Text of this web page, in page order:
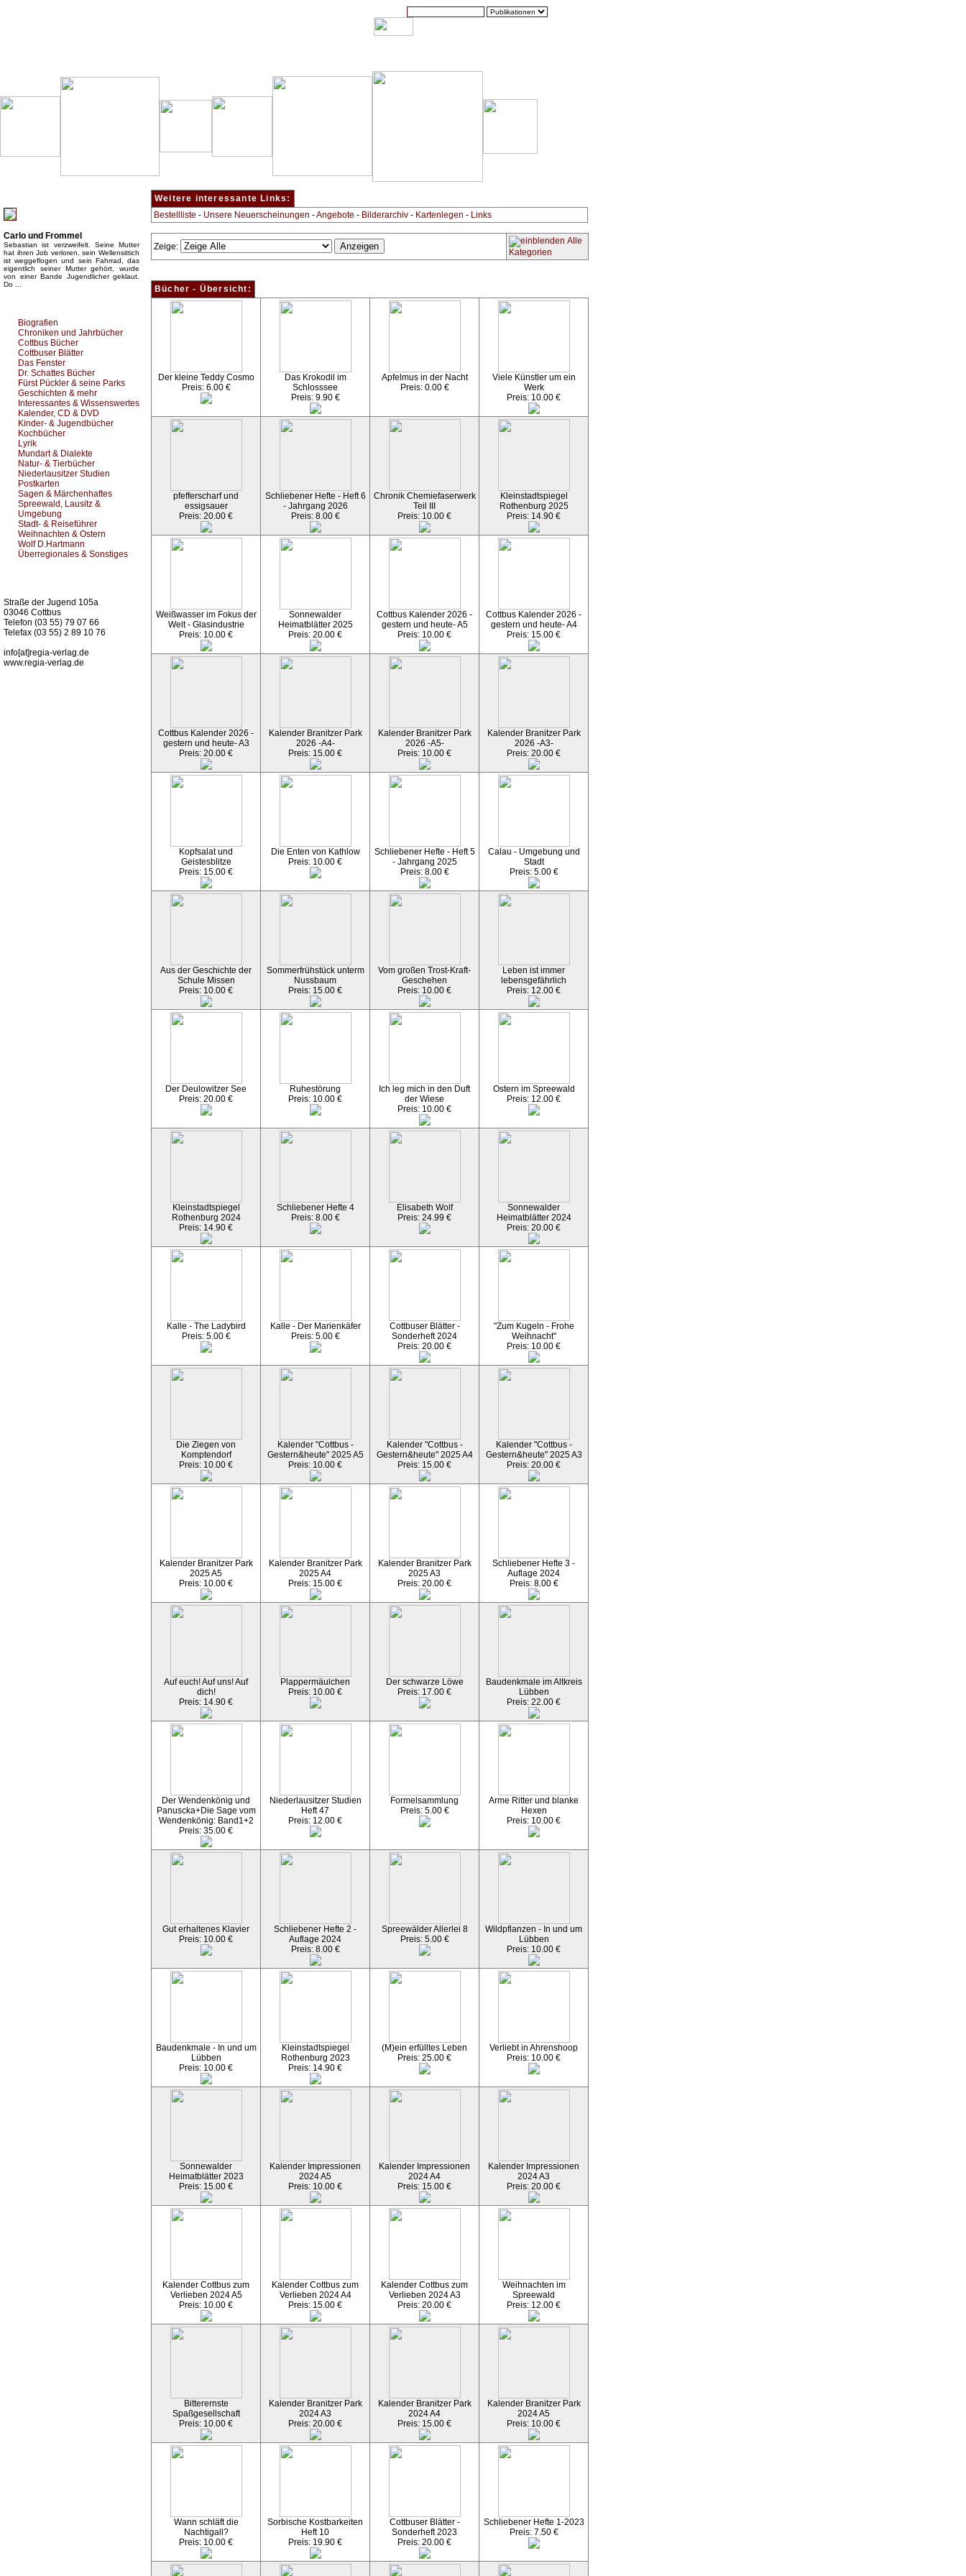
Carlo und Frommel
Sebastian ist verzweifelt. Seine Mutter
hat ihren Job verloren, sein Wellensittich
ist weggeflogen und sein Fahrrad, das
eigentlich seiner Mutter gehört, wurde
von einer Bande Jugendlicher geklaut.
Do ...
Biografien
Chroniken und Jahrbücher
Cottbus Bücher
Cottbuser Blätter
Das Fenster
Dr. Schattes Bücher
Fürst Pückler & seine Parks
Geschichten & mehr
Interessantes & Wissenswertes
Kalender, CD & DVD
Kinder- & Jugendbücher
Kochbücher
Lyrik
Mundart & Dialekte
Natur- & Tierbücher
Niederlausitzer Studien
Postkarten
Sagen & Märchenhaftes
Spreewald, Lausitz &
Umgebung
Stadt- & Reiseführer
Weihnachten & Ostern
Wolf D.Hartmann
Überregionales & Sonstiges
Straße der Jugend 105a
03046 Cottbus
Telefon (03 55) 79 07 66
Telefax (03 55) 2 89 10 76
info[at]regia-verlag.de
www.regia-verlag.de
Weitere interessante Links:
Bestellliste - Unsere Neuerscheinungen -Angebote - Bilderarchiv - Kartenlegen - Links
Zeige:
Alle
Kategorien
Bücher - Übersicht:
Der kleine Teddy Cosmo
Preis: 6.00 €
Das Krokodil im
Schlosssee
Preis: 9.90 €
Apfelmus in der Nacht
Preis: 0.00 €
Viele Künstler um ein
Werk
Preis: 10.00 €
pfefferscharf und
essigsauer
Preis: 20.00 €
Schliebener Hefte - Heft 6
- Jahrgang 2026
Preis: 8.00 €
Chronik Chemiefaserwerk
Teil III
Preis: 10.00 €
Kleinstadtspiegel
Rothenburg 2025
Preis: 14.90 €
Weißwasser im Fokus der
Welt - Glasindustrie
Preis: 10.00 €
Sonnewalder
Heimatblätter 2025
Preis: 20.00 €
Cottbus Kalender 2026 -
gestern und heute- A5
Preis: 10.00 €
Cottbus Kalender 2026 -
gestern und heute- A4
Preis: 15.00 €
Cottbus Kalender 2026 -
gestern und heute- A3
Preis: 20.00 €
Kalender Branitzer Park
2026 -A4-
Preis: 15.00 €
Kalender Branitzer Park
2026 -A5-
Preis: 10.00 €
Kalender Branitzer Park
2026 -A3-
Preis: 20.00 €
Kopfsalat und
Geistesblitze
Preis: 15.00 €
Die Enten von Kathlow
Preis: 10.00 €
Schliebener Hefte - Heft 5
- Jahrgang 2025
Preis: 8.00 €
Calau - Umgebung und
Stadt
Preis: 5.00 €
Aus der Geschichte der
Schule Missen
Preis: 10.00 €
Sommerfrühstück unterm
Nussbaum
Preis: 15.00 €
Vom großen Trost-Kraft-
Geschehen
Preis: 10.00 €
Leben ist immer
lebensgefährlich
Preis: 12.00 €
Der Deulowitzer See
Preis: 20.00 €
Ruhestörung
Preis: 10.00 €
Ich leg mich in den Duft
der Wiese
Preis: 10.00 €
Ostern im Spreewald
Preis: 12.00 €
Kleinstadtspiegel
Rothenburg 2024
Preis: 14.90 €
Schliebener Hefte 4
Preis: 8.00 €
Elisabeth Wolf
Preis: 24.99 €
Sonnewalder
Heimatblätter 2024
Preis: 20.00 €
Kalle - The Ladybird
Preis: 5.00 €
Kalle - Der Marienkäfer
Preis: 5.00 €
Cottbuser Blätter -
Sonderheft 2024
Preis: 20.00 €
"Zum Kugeln - Frohe
Weihnacht"
Preis: 10.00 €
Die Ziegen von
Komptendorf
Preis: 10.00 €
Kalender "Cottbus -
Gestern&heute" 2025 A5
Preis: 10.00 €
Kalender "Cottbus -
Gestern&heute" 2025 A4
Preis: 15.00 €
Kalender "Cottbus -
Gestern&heute" 2025 A3
Preis: 20.00 €
Kalender Branitzer Park
2025 A5
Preis: 10.00 €
Kalender Branitzer Park
2025 A4
Preis: 15.00 €
Kalender Branitzer Park
2025 A3
Preis: 20.00 €
Schliebener Hefte 3 -
Auflage 2024
Preis: 8.00 €
Auf euch! Auf uns! Auf
dich!
Preis: 14.90 €
Plappermäulchen
Preis: 10.00 €
Der schwarze Löwe
Preis: 17.00 €
Baudenkmale im Altkreis
Lübben
Preis: 22.00 €
Der Wendenkönig und
Panuscka+Die Sage vom
Wendenkönig: Band1+2
Preis: 35.00 €
Niederlausitzer Studien
Heft 47
Preis: 12.00 €
Formelsammlung
Preis: 5.00 €
Arme Ritter und blanke
Hexen
Preis: 10.00 €
Gut erhaltenes Klavier
Preis: 10.00 €
Schliebener Hefte 2 -
Auflage 2024
Preis: 8.00 €
Spreewälder Allerlei 8
Preis: 5.00 €
Wildpflanzen - In und um
Lübben
Preis: 10.00 €
Baudenkmale - In und um
Lübben
Preis: 10.00 €
Kleinstadtspiegel
Rothenburg 2023
Preis: 14.90 €
(M)ein erfülltes Leben
Preis: 25.00 €
Verliebt in Ahrenshoop
Preis: 10.00 €
Sonnewalder
Heimatblätter 2023
Preis: 15.00 €
Kalender Impressionen
2024 A5
Preis: 10.00 €
Kalender Impressionen
2024 A4
Preis: 15.00 €
Kalender Impressionen
2024 A3
Preis: 20.00 €
Kalender Cottbus zum
Verlieben 2024 A5
Preis: 10.00 €
Kalender Cottbus zum
Verlieben 2024 A4
Preis: 15.00 €
Kalender Cottbus zum
Verlieben 2024 A3
Preis: 20.00 €
Weihnachten im
Spreewald
Preis: 12.00 €
Bitterernste
Spaßgesellschaft
Preis: 10.00 €
Kalender Branitzer Park
2024 A3
Preis: 20.00 €
Kalender Branitzer Park
2024 A4
Preis: 15.00 €
Kalender Branitzer Park
2024 A5
Preis: 10.00 €
Wann schläft die
Nachtigall?
Preis: 10.00 €
Sorbische Kostbarkeiten
Heft 10
Preis: 19.90 €
Cottbuser Blätter -
Sonderheft 2023
Preis: 20.00 €
Schliebener Hefte 1-2023
Preis: 7.50 €